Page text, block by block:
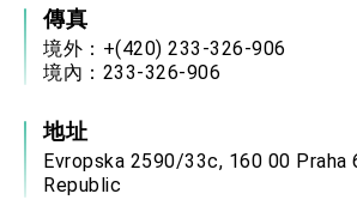
傳真
境外：+(420) 233-326-906
境內：233-326-906
地址
Evropska 2590/33c, 160 00 Praha
Republic